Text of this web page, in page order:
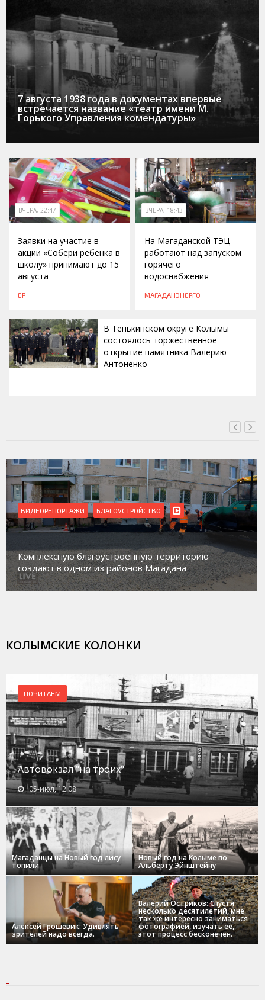
7 августа 1938 года в документах впервые
встречается название «театр имени М.
Горького Управления комендатуры»
ВЧЕРА, 22:47
Заявки на участие в
акции «Собери ребенка в
школу» принимают до 15
августа
ЕР
ВЧЕРА, 18:43
На Магаданской ТЭЦ
работают над запуском
горячего
водоснабжения
МАГАДАНЭНЕРГО
В Тенькинском округе Колымы
состоялось торжественное
открытие памятника Валерию
Антоненко
ВИДЕОРЕПОРТАЖИ
Магадан присоединился к пилотному проекту по
работе с несовершеннолетними из групп
социального риска «Переправа»
КОЛЫМСКИЕ КОЛОНКИ
ПОЧИТАЕМ
Автовокзал "на троих"
05-июл, 12:08
Магаданцы на Новый год лису
топили
Новый год на Колыме по
Альберту Эйнштейну
Алексей Грошевик: Удивлять
зрителей надо всегда.
Валерий Остриков: Спустя
несколько десятилетий, мне
так же интересно заниматься
фотографией, изучать ее,
этот процесс бесконечен.